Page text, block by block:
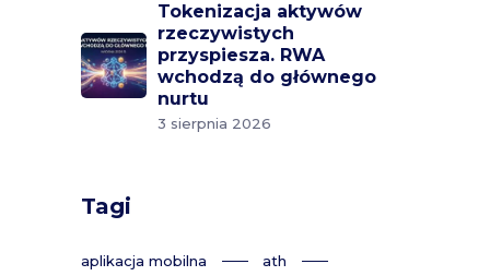
Tokenizacja aktywów
rzeczywistych
przyspiesza. RWA
wchodzą do głównego
nurtu
3 sierpnia 2026
Tagi
aplikacja mobilna
ath